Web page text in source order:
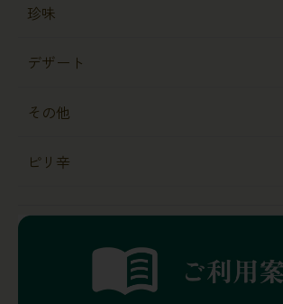
珍味
デザート
その他
ピリ辛